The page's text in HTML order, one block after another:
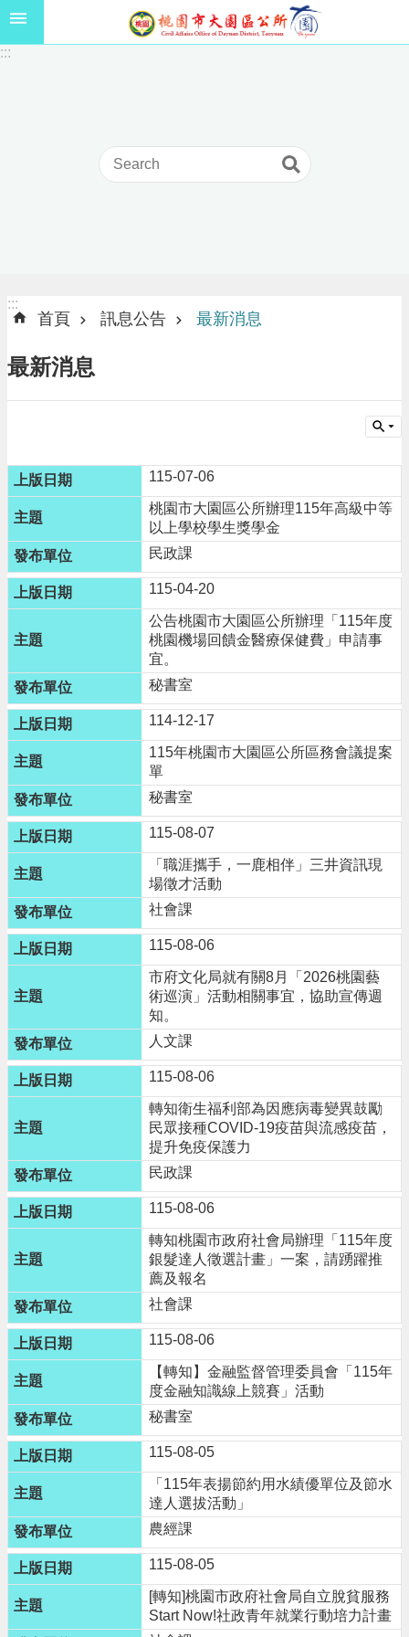
跳到主要內容區塊
1
獎
學
線
場
回
饋
金
醫
療
保
健
費
上
申
請
市
民
卡
進
階
搜
園
介
紹
訊
息
告
生
活
便
民
資
訊
機
關
訊
錄
相
關
資
料
回
首
:::
:::
:::
首頁 訊息公告 最新消息
最新消息
115-07-06
桃園市大園區公所辦理115年高級中等
以上學校學生獎學金
民政課
115-04-20
公告桃園市大園區公所辦理「115年度
桃園機場回饋金醫療保健費」申請事
宜。
秘書室
114-12-17
115年桃園市大園區公所區務會議提案
單
秘書室
115-08-07
「職涯攜手，一鹿相伴」三井資訊現
場徵才活動
社會課
115-08-06
市府文化局就有關8月「2026桃園藝
術巡演」活動相關事宜，協助宣傳週
知。
人文課
115-08-06
轉知衛生福利部為因應病毒變異鼓勵
民眾接種COVID-19疫苗與流感疫苗，
提升免疫保護力
民政課
115-08-06
轉知桃園市政府社會局辦理「115年度
銀髮達人徵選計畫」一案，請踴躍推
薦及報名
社會課
115-08-06
【轉知】金融監督管理委員會「115年
度金融知識線上競賽」活動
秘書室
115-08-05
「115年表揚節約用水績優單位及節水
達人選拔活動」
農經課
115-08-05
[轉知]桃園市政府社會局自立脫貧服務
Start Now!社政青年就業行動培力計畫